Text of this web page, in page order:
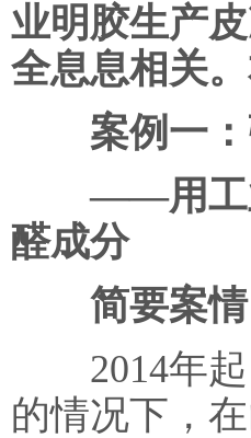
业明胶生产
全息息相关
案例一
——用工业
醛成分
简要案情
2014年起
的情况下，